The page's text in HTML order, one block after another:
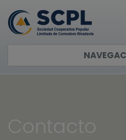
Contacto